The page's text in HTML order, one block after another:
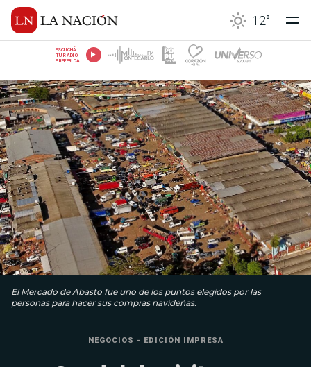
12°
ESCUCHÁ
TU RADIO
PREFERIDA
El Mercado de Abasto fue uno de los puntos elegidos por las
personas para hacer sus compras navideñas.
NEGOCIOS - EDICIÓN IMPRESA